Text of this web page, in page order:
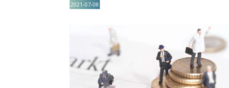
2021-07-08